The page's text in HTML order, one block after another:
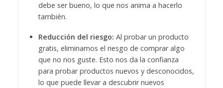
debe ser bueno, lo que nos anima a hacerlo
también.
Reducción del riesgo: Al probar un producto
gratis, eliminamos el riesgo de comprar algo
que no nos guste. Esto nos da la confianza
para probar productos nuevos y desconocidos,
lo que puede llevar a descubrir nuevos